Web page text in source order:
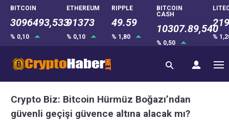
BITCOIN
3096493,533
% 0,10
ETHEREUM
91373
% 0,10
RIPPLE
49.59
% 1,80
BITCOIN
CASH
10307.89,540
% 0,50
%
Crypto Biz: Bitcoin Hürmüz Boğazı’ndan
güvenli geçişi güvence altına alacak mı?